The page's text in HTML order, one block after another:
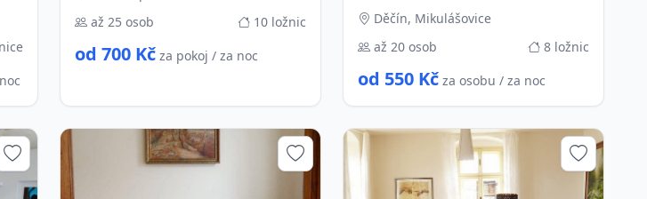
až 25 osob
10 ložnic
od 700 Kč za pokoj / za noc
Děčín, Mikulášovice
až 20 osob
8 ložnic
od 550 Kč za osobu / za noc